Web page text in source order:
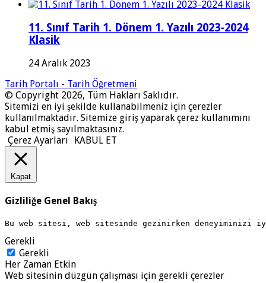
11. Sınıf Tarih 1. Dönem 1. Yazılı 2023-2024
Klasik
24 Aralık 2023
Tarih Portalı - Tarih Öğretmeni
© Copyright 2026, Tüm Hakları Saklıdır.
Sitemizi en iyi şekilde kullanabilmeniz için çerezler
kullanılmaktadır. Sitemize giriş yaparak çerez kullanımını
kabul etmiş sayılmaktasınız.
Çerez Ayarları
KABUL ET
Kapat
Gizliliğe Genel Bakış
Bu web sitesi, web sitesinde gezinirken deneyiminizi
Gerekli
Gerekli
Her Zaman Etkin
Web sitesinin düzgün çalışması için gerekli çerezler